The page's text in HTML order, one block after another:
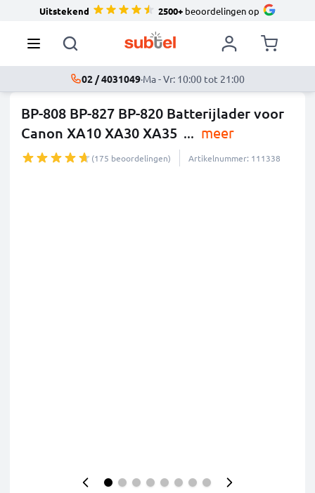
Uitstekend 2500+beoordelingen op
02 / 4031049·Ma - Vr: 10:00 tot 21:00
BP-808 BP-827 BP-820 Batterijlader voor
Canon XA10 XA30 XA35 ... meer
(175 beoordelingen) Artikelnummer: 111338